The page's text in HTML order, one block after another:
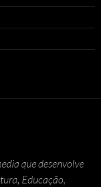
que desenvolve
Educação,